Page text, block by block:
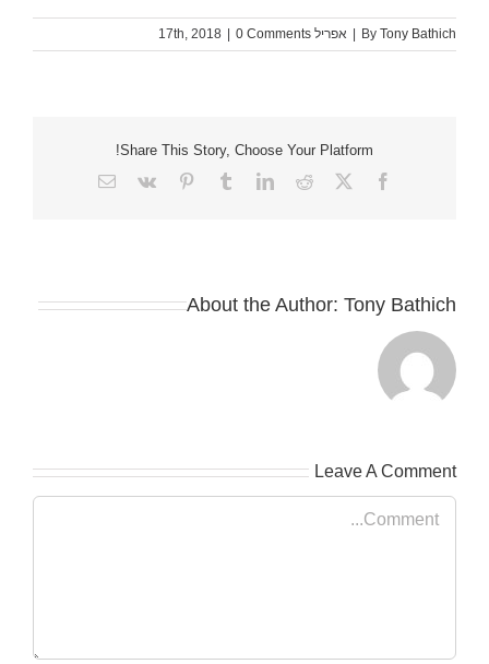
By Tony Bathich
| אפריל 17th, 2018 | 0 Comments
Share This Story, Choose Your Platform!
Facebook
X
Reddit
LinkedIn
Tumblr
Pinterest
Vk
Email
About the Author: Tony Bathich
Leave A Comment